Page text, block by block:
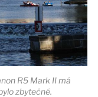
R5 Mark II má
zbytečné.